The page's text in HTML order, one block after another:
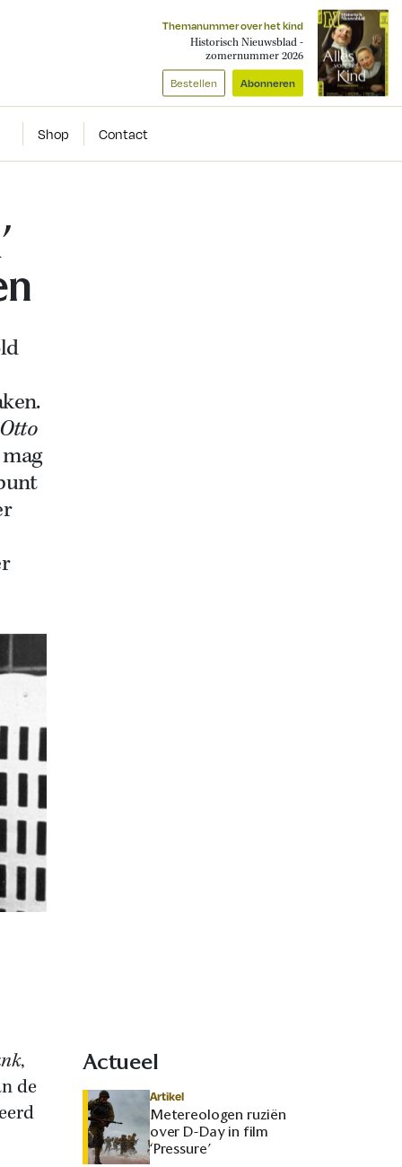
Themanummer over het kind
Historisch Nieuwsblad -
zomernummer 2026
Bestellen Abonneren
Shop Contact
,
de
Actueel
Artikel
Metereologen ruziën
over D-Day in film
‘Pressure’